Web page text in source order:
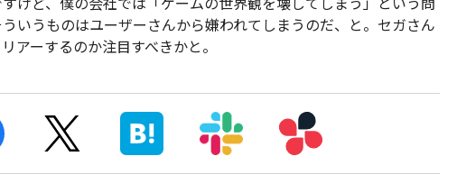
いうものはユーザーさんから嫌われてしまうのだ、と。セガさん
アーするのか注目すべきかと。